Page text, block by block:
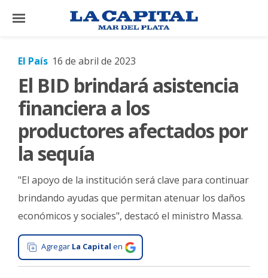
×
El
País
Mundo
La
Cultura
Tecnología
Gastronomía
Salud
El País 16 de abril de 2023
El BID brindará asistencia
financiera a los
productores afectados por
la sequía
"El apoyo de la institución será clave para continuar
brindando ayudas que permitan atenuar los daños
económicos y sociales", destacó el ministro Massa.
Agregar La Capital en